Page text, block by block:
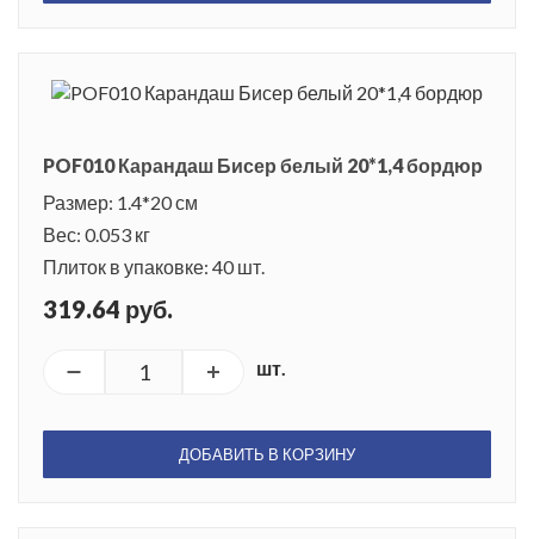
POF010 Карандаш Бисер белый 20*1,4 бордюр
Размер: 1.4*20 см
Вес: 0.053 кг
Плиток в упаковке: 40 шт.
319.64 руб.
шт.
ДОБАВИТЬ В КОРЗИНУ